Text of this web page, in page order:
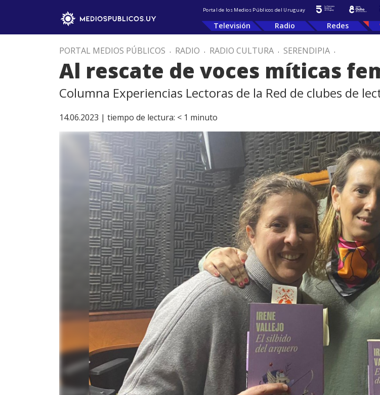
Portal de los Medios Públicos del Uruguay
Televisión Radio Redes
PORTAL MEDIOS PÚBLICOS . RADIO . RADIO CULTURA . SERENDIPIA .
Al rescate de voces míticas
Columna Experiencias Lectoras de la Red de clubes de
14.06.2023 | tiempo de lectura: < 1 minuto